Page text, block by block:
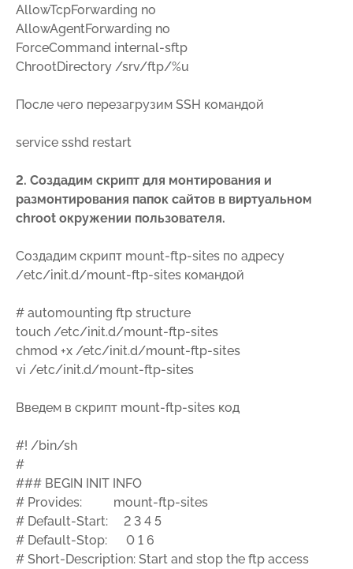
AllowTcpForwarding no
AllowAgentForwarding no
ForceCommand internal-sftp
ChrootDirectory /srv/ftp/%u
После чего перезагрузим SSH командой
service sshd restart
2. Создадим скрипт для монтирования и
размонтирования папок сайтов в виртуальном
chroot окружении пользователя.
Создадим скрипт mount-ftp-sites по адресу
/etc/init.d/mount-ftp-sites командой
# automounting ftp structure
touch /etc/init.d/mount-ftp-sites
chmod +x /etc/init.d/mount-ftp-sites
vi /etc/init.d/mount-ftp-sites
Введем в скрипт mount-ftp-sites код
#! /bin/sh
#
### BEGIN INIT INFO
# Provides: mount-ftp-sites
# Default-Start: 2 3 4 5
# Default-Stop: 0 1 6
# Short-Description: Start and stop the ftp access